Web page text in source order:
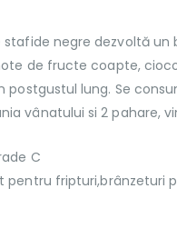
negre dezvoltă
de fructe coapte,
lung. Se
vânatului si 2 pahare,
C
pentru